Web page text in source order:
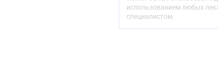
для ежедневной
для ежедневного
для ежедневного
использованием любых
специалистом.